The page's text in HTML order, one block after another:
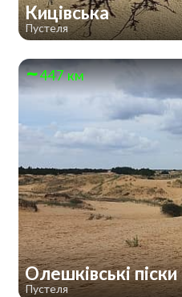
Кицівська
Пустеля
447 км
Олешківські піски
Пустеля